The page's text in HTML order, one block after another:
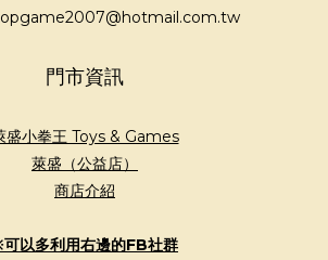
門市資訊
盛小拳王 Toys & Games
萊盛（公益店）
商店介紹
以多利用右邊的FB社群